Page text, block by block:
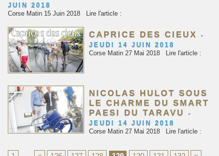
JUIN 2018
Corse Matin 15 Juin 2018 Lire l'article :
CAPRICE DES CIEUX
-
JEUDI 14 JUIN 2018
Corse Matin 27 Mai 2018 Lire l'article :
NICOLAS HULOT SOUS
LE CHARME DU SMART
PAESI DU TARAVU
-
JEUDI 14 JUIN 2018
Corse Matin 27 Mai 2018 Lire l'article :